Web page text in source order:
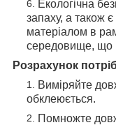
Екологічна
запаху, а також
матеріалом в
середовище, що
Розрахунок
Виміряйте
обклеюється.
Помножте